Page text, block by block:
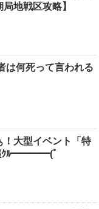
地戦区攻略】
は何死って言われる
！大型イベント「特
ｸﾙ━━━━(ﾟ